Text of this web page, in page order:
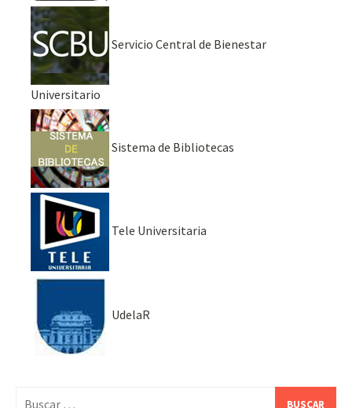
Servicio Central de Bienestar
Universitario
Sistema de Bibliotecas
Tele Universitaria
UdelaR